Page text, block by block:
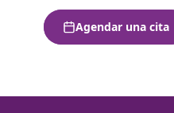
Agendar una cita